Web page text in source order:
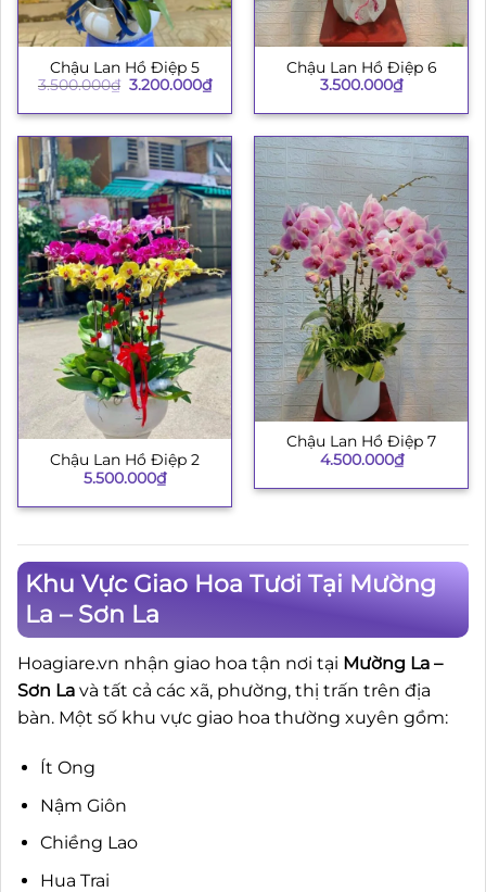
Chậu Lan Hồ Điệp 5
3.500.000₫ Giá
là:
3.200.000₫Giá
hiện
tại
3.200.000₫.
Chậu Lan Hồ Điệp 6
3.500.000₫
Chậu Lan Hồ Điệp 2
5.500.000₫
Chậu Lan Hồ Điệp 7
4.500.000₫
Khu Vực Giao Hoa Tươi Tại Mường
La – Sơn La
Hoagiare.vn nhận giao hoa tận nơi tại Mường La –
Sơn La và tất cả các xã, phường, thị trấn trên địa
bàn. Một số khu vực giao hoa thường xuyên gồm:
Ít Ong
Nậm Giôn
Chiềng Lao
Hua Trai